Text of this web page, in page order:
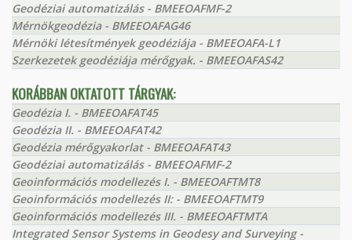
Geodéziai automatizálás - BMEEOAFMF-2
Mérnökgeodézia - BMEEOAFAG46
Mérnöki létesítmények geodéziája - BMEEOAFA-L1
Szerkezetek geodéziája mérőgyak. - BMEEOAFAS42
KORÁBBAN OKTATOTT TÁRGYAK:
Geodézia I. - BMEEOAFAT45
Geodézia II. - BMEEOAFAT42
Geodézia mérőgyakorlat - BMEEOAFAT43
Geodéziai automatizálás - BMEEOAFMF-2
Geoinformációs modellezés I. - BMEEOAFTMT8
Geoinformációs modellezés II: - BMEEOAFTMT9
Geoinformációs modellezés III. - BMEEOAFTMTA
Integrated Sensor Systems in Geodesy and Surveying -